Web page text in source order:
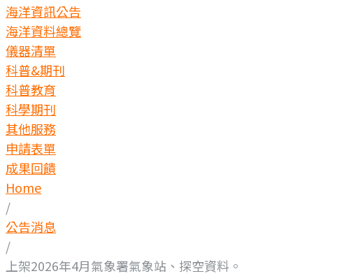
海洋資訊公告
海洋資料總覽
儀器清單
科普&期刊
科普教育
科學期刊
其他服務
申請表單
成果回饋
Home
/
公告消息
/
上架2026年4月氣象署氣象站、探空資料。